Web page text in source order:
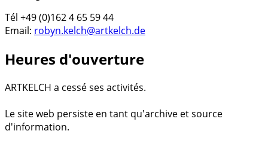
Tél +49 (0)162 4 65 59 44
Email: robyn.kelch@artkelch.de
Heures d'ouverture
ARTKELCH a cessé ses activités.
Le site web persiste en tant qu'archive et source
d'information.